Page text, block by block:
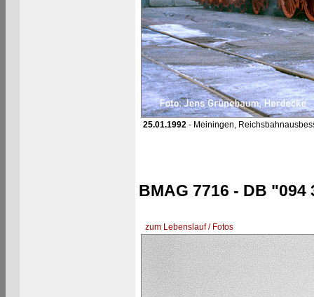
25.01.1992- Meiningen,
BMAG 7716 - DB "094
zum Lebenslauf / Fotos